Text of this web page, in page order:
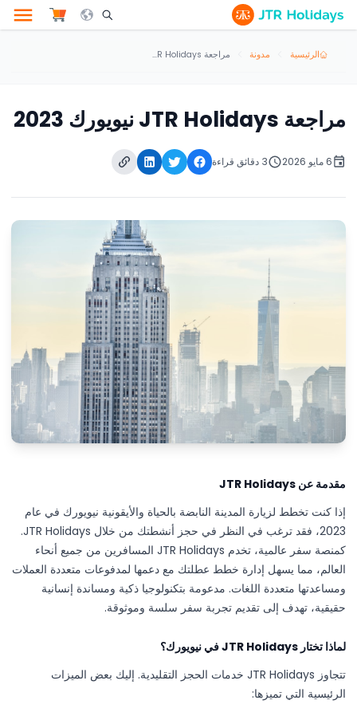
Search Opener Icon
الرئيسية مدونة مراجعة JTR Holidays نيويورك 2023
مراجعة JTR Holidays نيويورك 2023
6 مايو 2026 3 دقائق قراءة
مقدمة عن JTR Holidays
إذا كنت تخطط لزيارة المدينة النابضة بالحياة والأيقونية نيويورك في عام
2023، فقد ترغب في النظر في حجز أنشطتك من خلال JTR Holidays.
كمنصة سفر عالمية، تخدم JTR Holidays المسافرين من جميع أنحاء
العالم، مما يسهل إدارة خطط عطلتك مع دعمها لمدفوعات متعددة العملات
ومساعدتها متعددة اللغات. مدعومة بتكنولوجيا ذكية ومساندة إنسانية
حقيقية، تهدف إلى تقديم تجربة سفر سلسة وموثوقة.
لماذا تختار JTR Holidays في نيويورك؟
تتجاوز JTR Holidays خدمات الحجز التقليدية. إليك بعض الميزات
الرئيسية التي تميزها: